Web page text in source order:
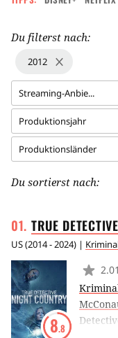
Du filterst nach:
2012
Streaming-Anbie...
Produktionsjahr
Produktionsländer
Du sortierst nach:
TRUE DETECTIVE
US(2014 - 2024) |
8.8